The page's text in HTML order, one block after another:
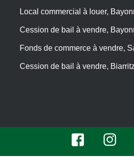
Local commercial à louer,
Cession de bail à vendre,
Fonds de commerce à vendre,
Cession de bail à vendre, Biarritz